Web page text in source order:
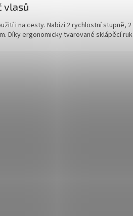
vlasů
i na cesty. Nabízí 2 rychlostní stupně,
Díky ergonomicky tvarované sklápěcí